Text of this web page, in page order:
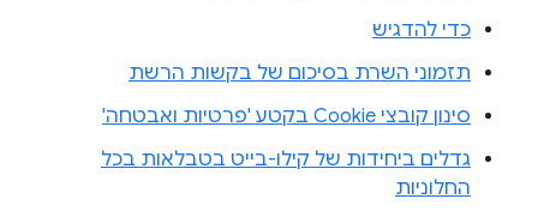
כדי להדגיש
תזמוני השרת בסיכום של בקשות הרשת
סינון קובצי Cookie בקטע 'פרטיות ואבטחה'
גדלים ביחידות של קילו-בייט בטבלאות בכל
החלוניות